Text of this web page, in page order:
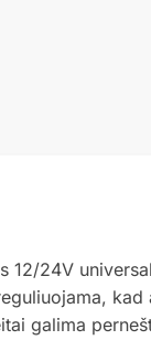
12/24V
galima